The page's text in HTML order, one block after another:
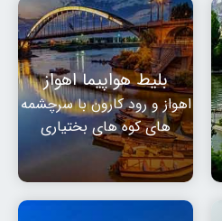
بلیط هواپیما اهواز
اهواز و رود کارون با سرچشمه
های کوه های بختیاری